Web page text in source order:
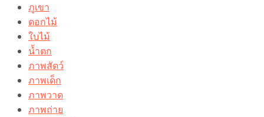
ภูเขา
ดอกไม้
ใบไม้
น้ำตก
ภาพสัตว์
ภาพเด็ก
ภาพวาด
ภาพถ่าย